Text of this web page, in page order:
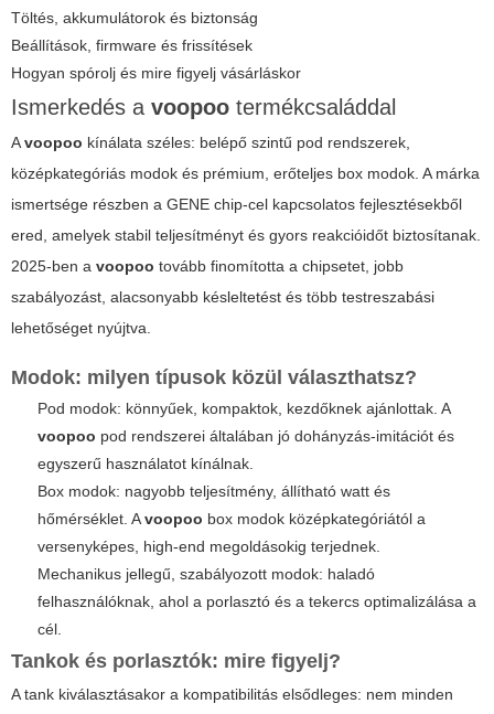
Töltés, akkumulátorok és biztonság
Beállítások, firmware és frissítések
Hogyan spórolj és mire figyelj vásárláskor
Ismerkedés a voopoo termékcsaláddal
Avoopoo kínálata széles: belépő szintű pod rendszerek,
középkategóriás modok és prémium, erőteljes box modok. A márka
ismertsége részben a GENE chip-cel kapcsolatos fejlesztésekből
ered, amelyek stabil teljesítményt és gyors reakcióidőt biztosítanak.
2025-ben a voopoo tovább finomította a chipsetet, jobb
szabályozást, alacsonyabb késleltetést és több testreszabási
lehetőséget nyújtva.
Modok: milyen típusok közül választhatsz?
Pod modok: könnyűek, kompaktok, kezdőknek ajánlottak. A
voopoo pod rendszerei általában jó dohányzás-imitációt és
egyszerű használatot kínálnak.
Box modok: nagyobb teljesítmény, állítható watt és
hőmérséklet. Avoopoo box modok középkategóriától a
versenyképes, high-end megoldásokig terjednek.
Mechanikus jellegű, szabályozott modok: haladó
felhasználóknak, ahol a porlasztó és a tekercs optimalizálása a
cél.
Tankok és porlasztók: mire figyelj?
A tank kiválasztásakor a kompatibilitás elsődleges: nem minden